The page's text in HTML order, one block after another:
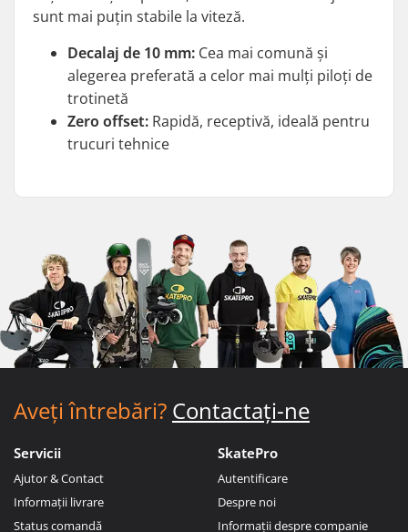
sunt mai puțin stabile la viteză.
Decalaj de 10 mm: Cea mai comună și
alegerea preferată a celor mai mulți piloți de
trotinetă
Zero offset: Rapidă, receptivă, ideală pentru
trucuri tehnice
Aveți întrebări? Contactați-ne
Servicii
Ajutor & Contact
Informații livrare
Status comandă
SkatePro
Autentificare
Despre noi
Informații despre companie